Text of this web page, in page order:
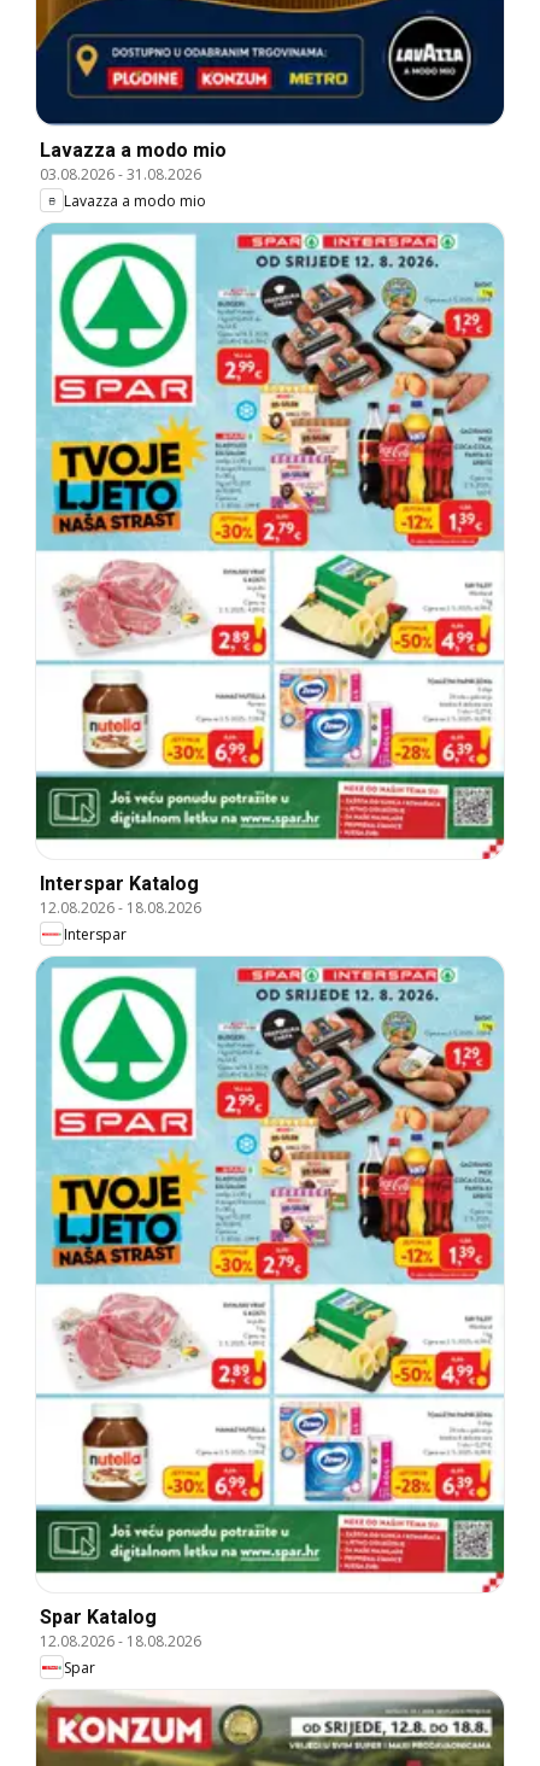
Lavazza a modo mio
03.08.2026-31.08.2026
Lavazza a modo mio
Interspar Katalog
12.08.2026- 18.08.2026
Interspar
Spar Katalog
12.08.2026- 18.08.2026
Spar